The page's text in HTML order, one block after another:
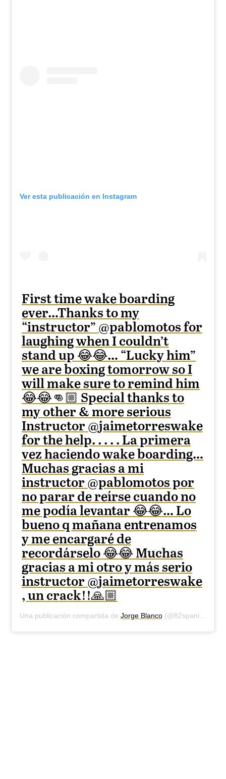
Ver esta publicación en Instagram
First time wake boarding
ever…Thanks to my
“instructor” @pablomotos for
laughing when I couldn’t
stand up 😂😂… “Lucky him”
we are boxing tomorrow so I
will make sure to remind him
😂😂👊🏼 Special thanks to
my other & more serious
Instructor @jaimetorreswake
for the help. . . . . La primera
vez haciendo wake boarding…
Muchas gracias a mi
instructor @pablomotos por
no parar de reírse cuando no
me podía levantar 😂😂… Lo
bueno q mañana entrenamos
y me encargaré de
recordárselo 😂😂 Muchas
gracias a mi otro y más serio
instructor @jaimetorreswake
, un crack!!🙏🏼
Una publicación compartida de Jorge Blanco (@82spaniard) el